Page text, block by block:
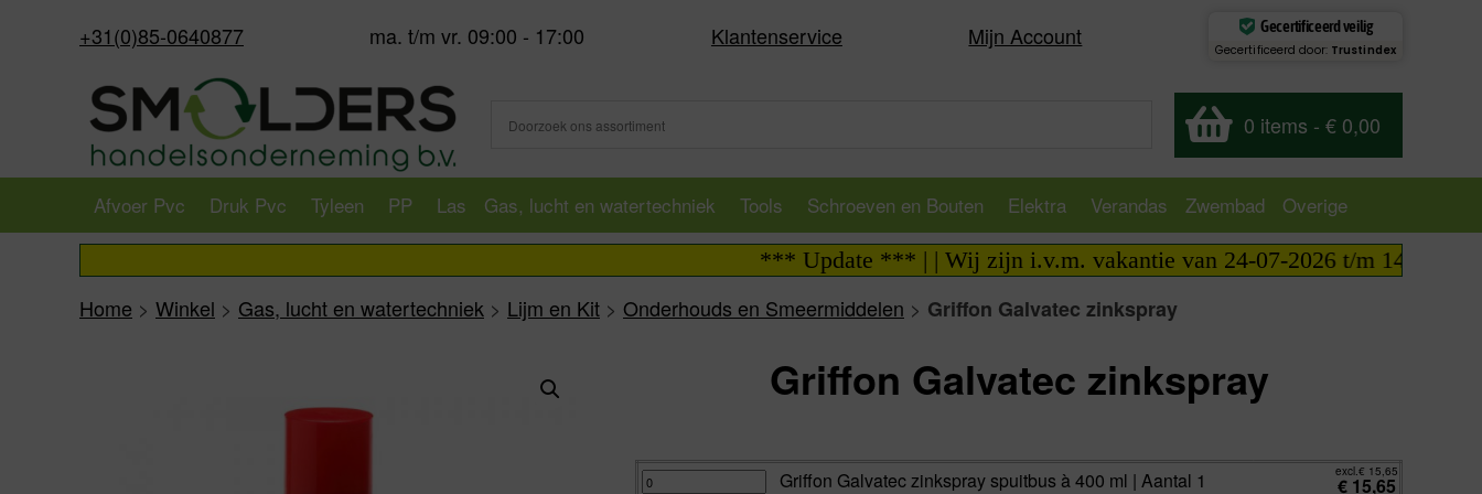
+31(0)85-0640877 ma. t/m vr. 09:00 - 17:00 Klantenservice Mijn Account Gecertificeerd veilig
Gecertificeerd door: Trustindex
0 items - € 0,00
Afvoer Pvc Druk Pvc Tyleen PP Las Gas, lucht en watertechniek Tools Schroeven en Bouten Elektra Verandas Zwembad
Overige
*** Update *** | | Wij zijn i.v.m. vakantie van 24-07-2026 t/m 14-08-2026
Home > Winkel > Gas, lucht en watertechniek > Lijm en Kit > Onderhouds en Smeermiddelen > Griffon Galvatec zinkspray
Griffon Galvatec zinkspray
Griffon
Galvatec Griffon Galvatec zinkspray spuitbus à 400 ml | Aantal 1 excl.€ 15,65
€ 15,65